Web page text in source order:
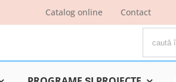
Catalog online Contact